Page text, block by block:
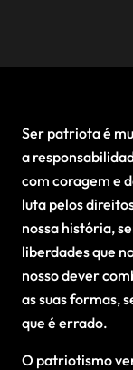
Ser patriota é
a
com coragem e
luta pelos
nossa história,
liberdades que
nosso dever
as suas formas,
que é errado.
O patriotismo